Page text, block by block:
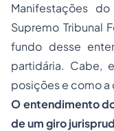
Manifestações
Supremo Tribunal
fundo desse
partidária. Cabe,
posições e como a
O entendimento
de um giro